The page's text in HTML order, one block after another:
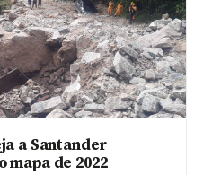
a Santander
mapa de 2022